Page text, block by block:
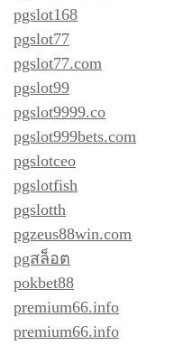
pgslot168
pgslot77
pgslot77.com
pgslot99
pgslot9999.co
pgslot999bets.com
pgslotceo
pgslotfish
pgslotth
pgzeus88win.com
pgสล็อต
pokbet88
premium66.info
premium66.info